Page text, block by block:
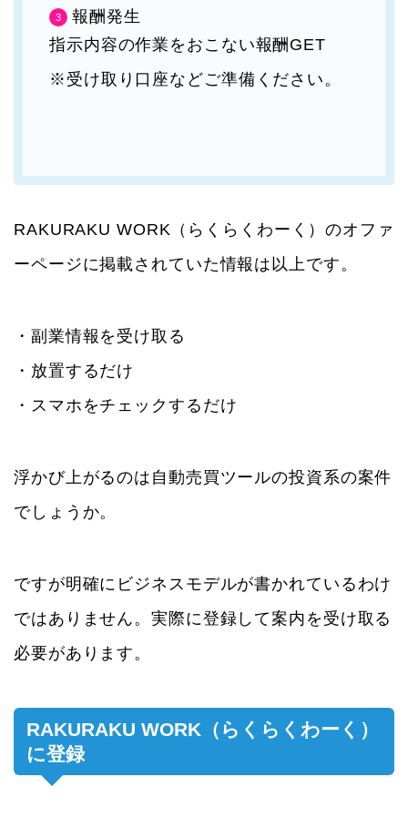
報酬発生
指示内容の作業をおこない報酬GET
※受け取り口座などご準備ください。
RAKURAKU WORK（らくらくわーく）のオファ
ーページに掲載されていた情報は以上です。
・副業情報を受け取る
・放置するだけ
・スマホをチェックするだけ
浮かび上がるのは自動売買ツールの投資系の案件
でしょうか。
ですが明確にビジネスモデルが書かれているわけ
ではありません。実際に登録して案内を受け取る
必要があります。
RAKURAKU WORK（らくらくわーく）
に登録